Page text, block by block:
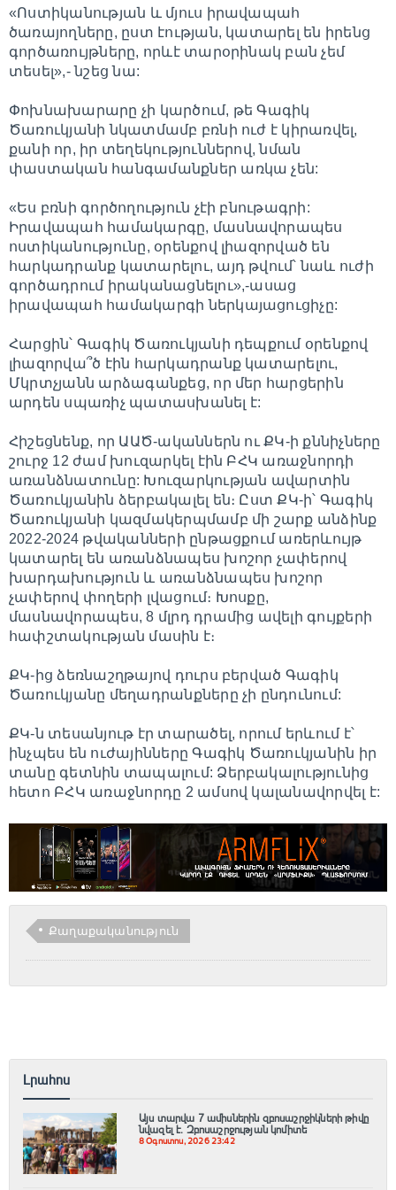
«Ոստիկանության և մյուս իրավապահ
ծառայողները, ըստ էության, կատարել են իրենց
գործառույթները, որևէ տարօրինակ բան չեմ
տեսել»,- նշեց նա:
Փոխնախարարը չի կարծում, թե Գագիկ
Ծառուկյանի նկատմամբ բռնի ուժ է կիրառվել,
քանի որ, իր տեղեկություններով, նման
փաստական հանգամանքներ առկա չեն:
«Ես բռնի գործողություն չէի բնութագրի:
Իրավապահ համակարգը, մասնավորապես
ոստիկանությունը, օրենքով լիազորված են
հարկադրանք կատարելու, այդ թվում՝ նաև ուժի
գործադրում իրականացնելու»,-ասաց
իրավապահ համակարգի ներկայացուցիչը:
Հարցին՝ Գագիկ Ծառուկյանի դեպքում օրենքով
լիազորվա՞ծ էին հարկադրանք կատարելու,
Մկրտչյանն արձագանքեց, որ մեր հարցերին
արդեն սպառիչ պատասխանել է:
Հիշեցնենք, որ ԱԱԾ-ականներն ու ՔԿ-ի քննիչները
շուրջ 12 ժամ խուզարկել էին ԲՀԿ առաջնորդի
առանձնատունը: Խուզարկության ավարտին
Ծառուկյանին ձերբակալել են։ Ըստ ՔԿ-ի՝ Գագիկ
Ծառուկյանի կազմակերպմամբ մի շարք անձինք
2022-2024 թվականների ընթացքում առերևույթ
կատարել են առանձնապես խոշոր չափերով
խարդախություն և առանձնապես խոշոր
չափերով փողերի լվացում։ Խոսքը,
մասնավորապես, 8 մլրդ դրամից ավելի գույքերի
հափշտակության մասին է։
ՔԿ-ից ձեռնաշղթայով դուրս բերված Գագիկ
Ծառուկյանը մեղադրանքները չի ընդունում:
ՔԿ-ն տեսանյութ էր տարածել, որում երևում է՝
ինչպես են ուժայինները Գագիկ Ծառուկյանին իր
տանը գետնին տապալում: Ձերբակալությունից
հետո ԲՀԿ առաջնորդը 2 ամսով կալանավորվել է:
Քաղաքականություն
Լրահոս
Այս տարվա 7 ամիսներին զբոսաշրջիկների թիվը
նվազել է. Զբոսաշրջության կոմիտե
8 Օգոստոս, 2026 23:42